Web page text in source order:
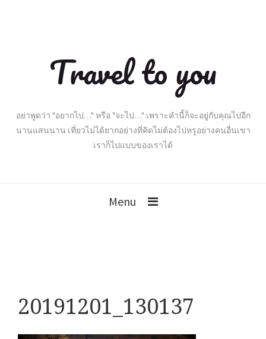
Travel to you
อย่าพูดว่า "อยากไป…" หรือ "จะไป…" เพราะคำนี้ก็จะอยู่กับคุณไปอีก
นานแสนนาน เที่ยวไม่ได้ยากอย่างที่คิดไม่ต้องไปหรูอย่างคนอื่นเขา
เราก็ไปแบบของเราได้
Menu
20191201_130137